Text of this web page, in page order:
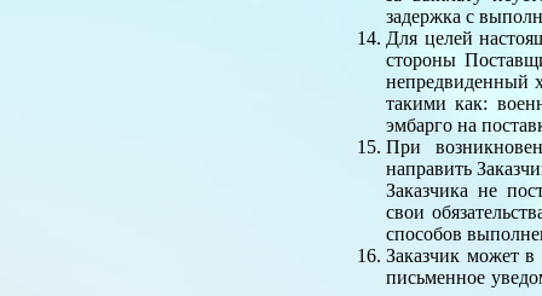
задержка с
Для целей
стороны
непредвиденный
такими как:
эмбарго на
При
направить
Заказчика не
свои
способов
Заказчик может
письменное